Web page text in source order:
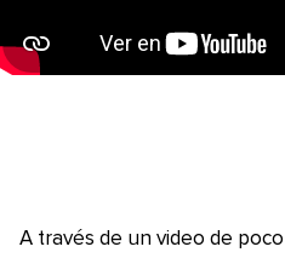
A través de un video de